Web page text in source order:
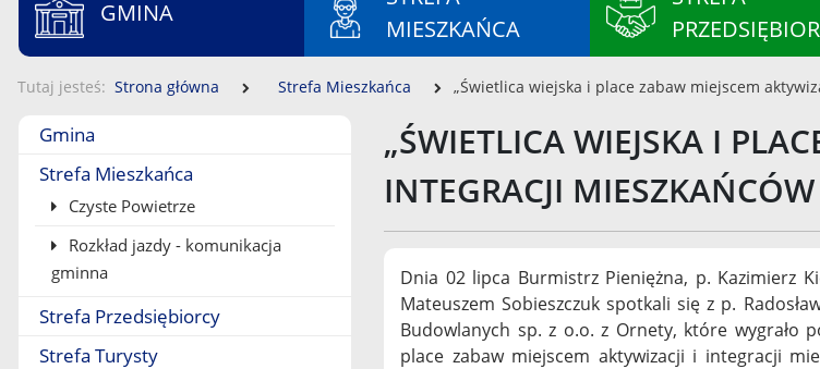
GMINA
MIESZKAŃCA
Tutaj jesteś Strona główna Strefa Mieszkańca „Świetlica wiejska i place zabaw miejscem
Menu boczne
Gmina
Strefa Mieszkańca
Czyste Powietrze
Rozkład jazdy - komunikacja
gminna
Strefa Przedsiębiorcy
Strefa Turysty
„ŚWIETLICA WIEJSKA I
INTEGRACJI
Dnia 02 lipca Burmistrz Pieniężna, p. Kazimierz
Mateuszem Sobieszczuk spotkali się z p.
Budowlanych sp. z o.o. z Ornety, które wygrało
place zabaw miejscem aktywizacji i integracji